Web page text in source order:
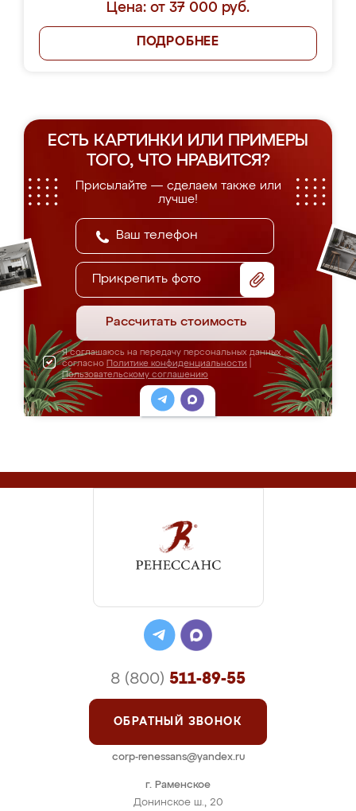
Цена: от 37 000 руб.
ПОДРОБНЕЕ
ЕСТЬ КАРТИНКИ ИЛИ ПРИМЕРЫ
ТОГО, ЧТО НРАВИТСЯ?
Присылайте — сделаем также или
лучше!
Прикрепить фото
Рассчитать стоимость
Я соглашаюсь на передачу персональных данных
согласно Политике конфиденциальности
Пользовательскому соглашению
г. Раменское
Донинское ш., 20
8 (800) 511-89-55
ОБРАТНЫЙ ЗВОНОК
corp-renessans@yandex.ru